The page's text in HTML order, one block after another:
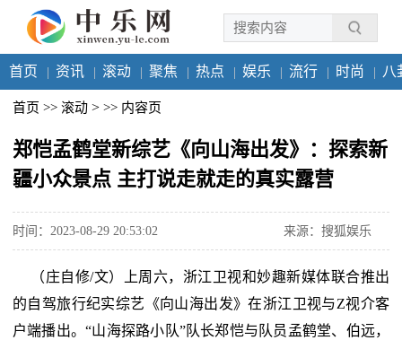
首页 资讯 滚动 聚焦 热点 娱乐 流行 时尚 八
首页 >> 滚动 > >> 内容页
郑恺孟鹤堂新综艺《向山海出发》：探索新
疆小众景点 主打说走就走的真实露营
时间：2023-08-29 20:53:02 来源：搜狐娱乐
（庄自修/文）上周六，浙江卫视和妙趣新媒体联合推出
的自驾旅行纪实综艺《向山海出发》在浙江卫视与Z视介客
户端播出。“山海探路小队”队长郑恺与队员孟鹤堂、伯远，